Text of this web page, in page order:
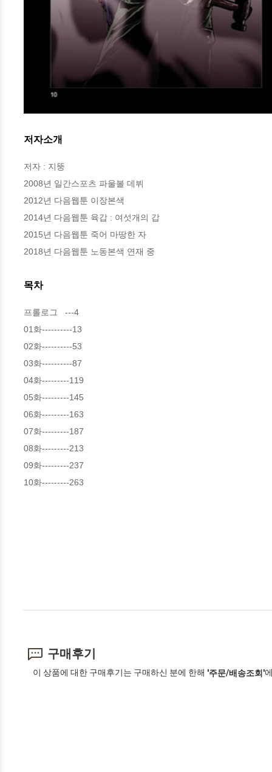
저자소개
저자 : 지뚱
2008년 일간스포츠 파울볼 데뷔
2012년 다음웹툰 이장본색
2014년 다음웹툰 육갑 : 여섯개의 갑
2015년 다음웹툰 죽어 마땅한 자
2018년 다음웹툰 노동본색 연재 중
목차
프롤로그   ---4
01화----------13
02화----------53
03화----------87
04화---------119
05화---------145
06화---------163
07화---------187
08화---------213
09화---------237
10화---------263
구매후기
이 상품에 대한 구매후기는 구매하신 분에 한해 '주문/배송조회'